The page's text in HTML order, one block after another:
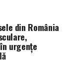
ca produsul.
în fotografie si
dominat
este, în
din România
urgențe